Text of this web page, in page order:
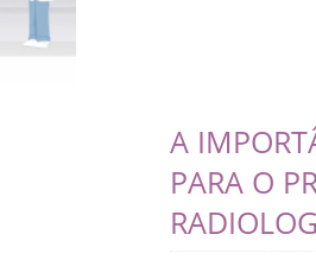
A
PARA O